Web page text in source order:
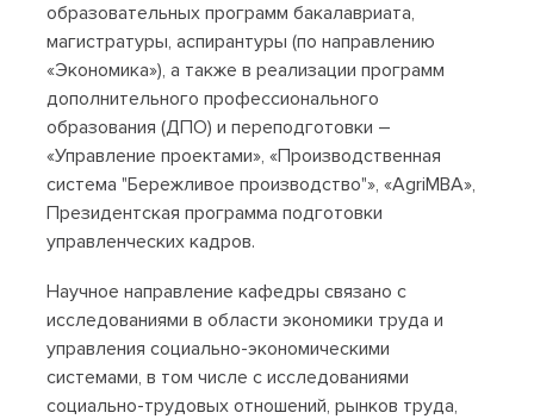
образовательных программ бакалавриата,
магистратуры, аспирантуры (по направлению
«Экономика»), а также в реализации программ
дополнительного профессионального
образования (ДПО) и переподготовки –
«Управление проектами», «Производственная
система "Бережливое производство"», «AgriMBA»,
Президентская программа подготовки
управленческих кадров.
Научное направление кафедры связано с
исследованиями в области экономики труда и
управления социально-экономическими
системами, в том числе с исследованиями
социально-трудовых отношений, рынков труда,